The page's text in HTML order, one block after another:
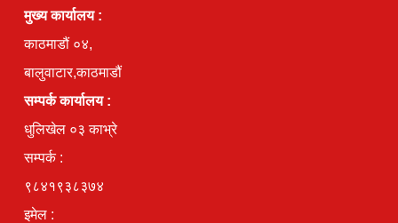
मुख्य कार्यालय :
काठमाडौं ०४,
बालुवाटार,काठमाडौं
सम्पर्क कार्यालय :
धुलिखेल ०३ काभ्रे
सम्पर्क :
९८४१९३८३७४
इमेल :